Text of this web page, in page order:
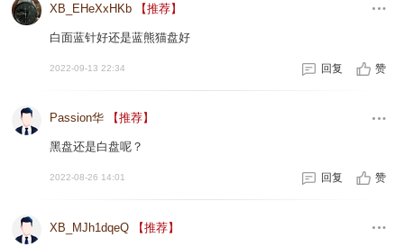
XB_EHeXxHKb 【推荐】
白面蓝针好还是蓝熊猫盘好
2022-09-13 22:34 回复 赞
Passion华 【推荐】
黑盘还是白盘呢？
2022-08-26 14:01 回复 赞
XB_MJh1dqeQ 【推荐】